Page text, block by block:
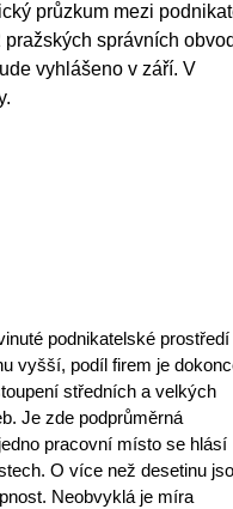
průzkum mezi
správních
vyhlášeno v září. V
podnikatelské
vyšší, podíl firem je
středních a velkých
Je zde podprůměrná
pracovní místo se hlásí
O více než desetinu
Neobvyklá je míra